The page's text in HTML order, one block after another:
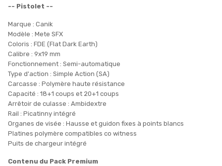
-- Pistolet --
Marque : Canik
Modèle : Mete SFX
Coloris : FDE (Flat Dark Earth)
Calibre : 9x19 mm
Fonctionnement : Semi-automatique
Type d'action : Simple Action (SA)
Carcasse : Polymère haute résistance
Capacité : 18+1 coups et 20+1 coups
Arrêtoir de culasse : Ambidextre
Rail : Picatinny intégré
Organes de visée : Hausse et guidon fixes à points blancs
Platines polymère compatibles co witness
Puits de chargeur intégré
Contenu du Pack Premium